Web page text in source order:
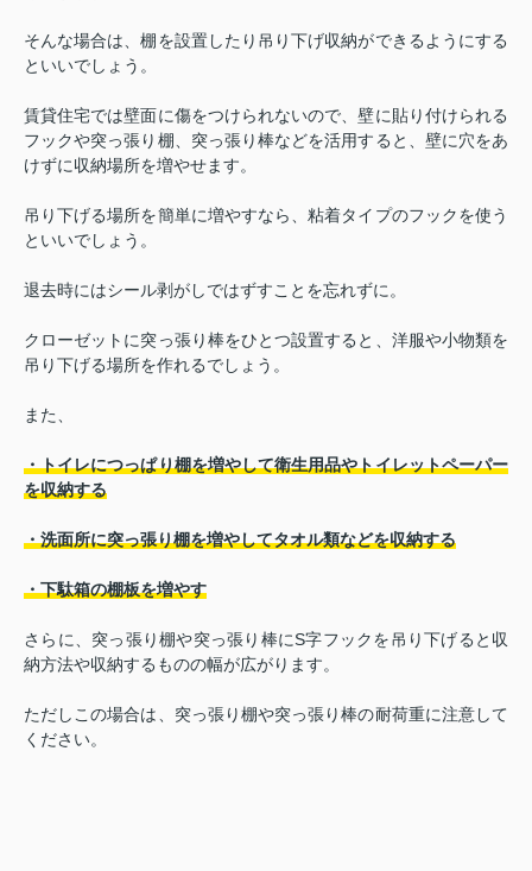
そんな場合は、棚を設置したり吊り下げ収納ができるようにする
といいでしょう。
賃貸住宅では壁面に傷をつけられないので、壁に貼り付けられる
フックや突っ張り棚、突っ張り棒などを活用すると、壁に穴をあ
けずに収納場所を増やせます。
吊り下げる場所を簡単に増やすなら、粘着タイプのフックを使う
といいでしょう。
退去時にはシール剥がしではずすことを忘れずに。
クローゼットに突っ張り棒をひとつ設置すると、洋服や小物類を
吊り下げる場所を作れるでしょう。
また、
・トイレにつっぱり棚を増やして衛生用品やトイレットペーパー
を収納する
・洗面所に突っ張り棚を増やしてタオル類などを収納する
・下駄箱の棚板を増やす
さらに、突っ張り棚や突っ張り棒にS字フックを吊り下げると収
納方法や収納するものの幅が広がります。
ただしこの場合は、突っ張り棚や突っ張り棒の耐荷重に注意して
ください。